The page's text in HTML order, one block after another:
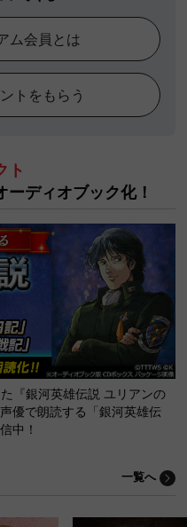
ム会員とは
トをもらう
ト
ディオブック化！
『銀河英雄伝説 ユリアンの
優で朗読する「銀河英雄伝
中！
一覧へ